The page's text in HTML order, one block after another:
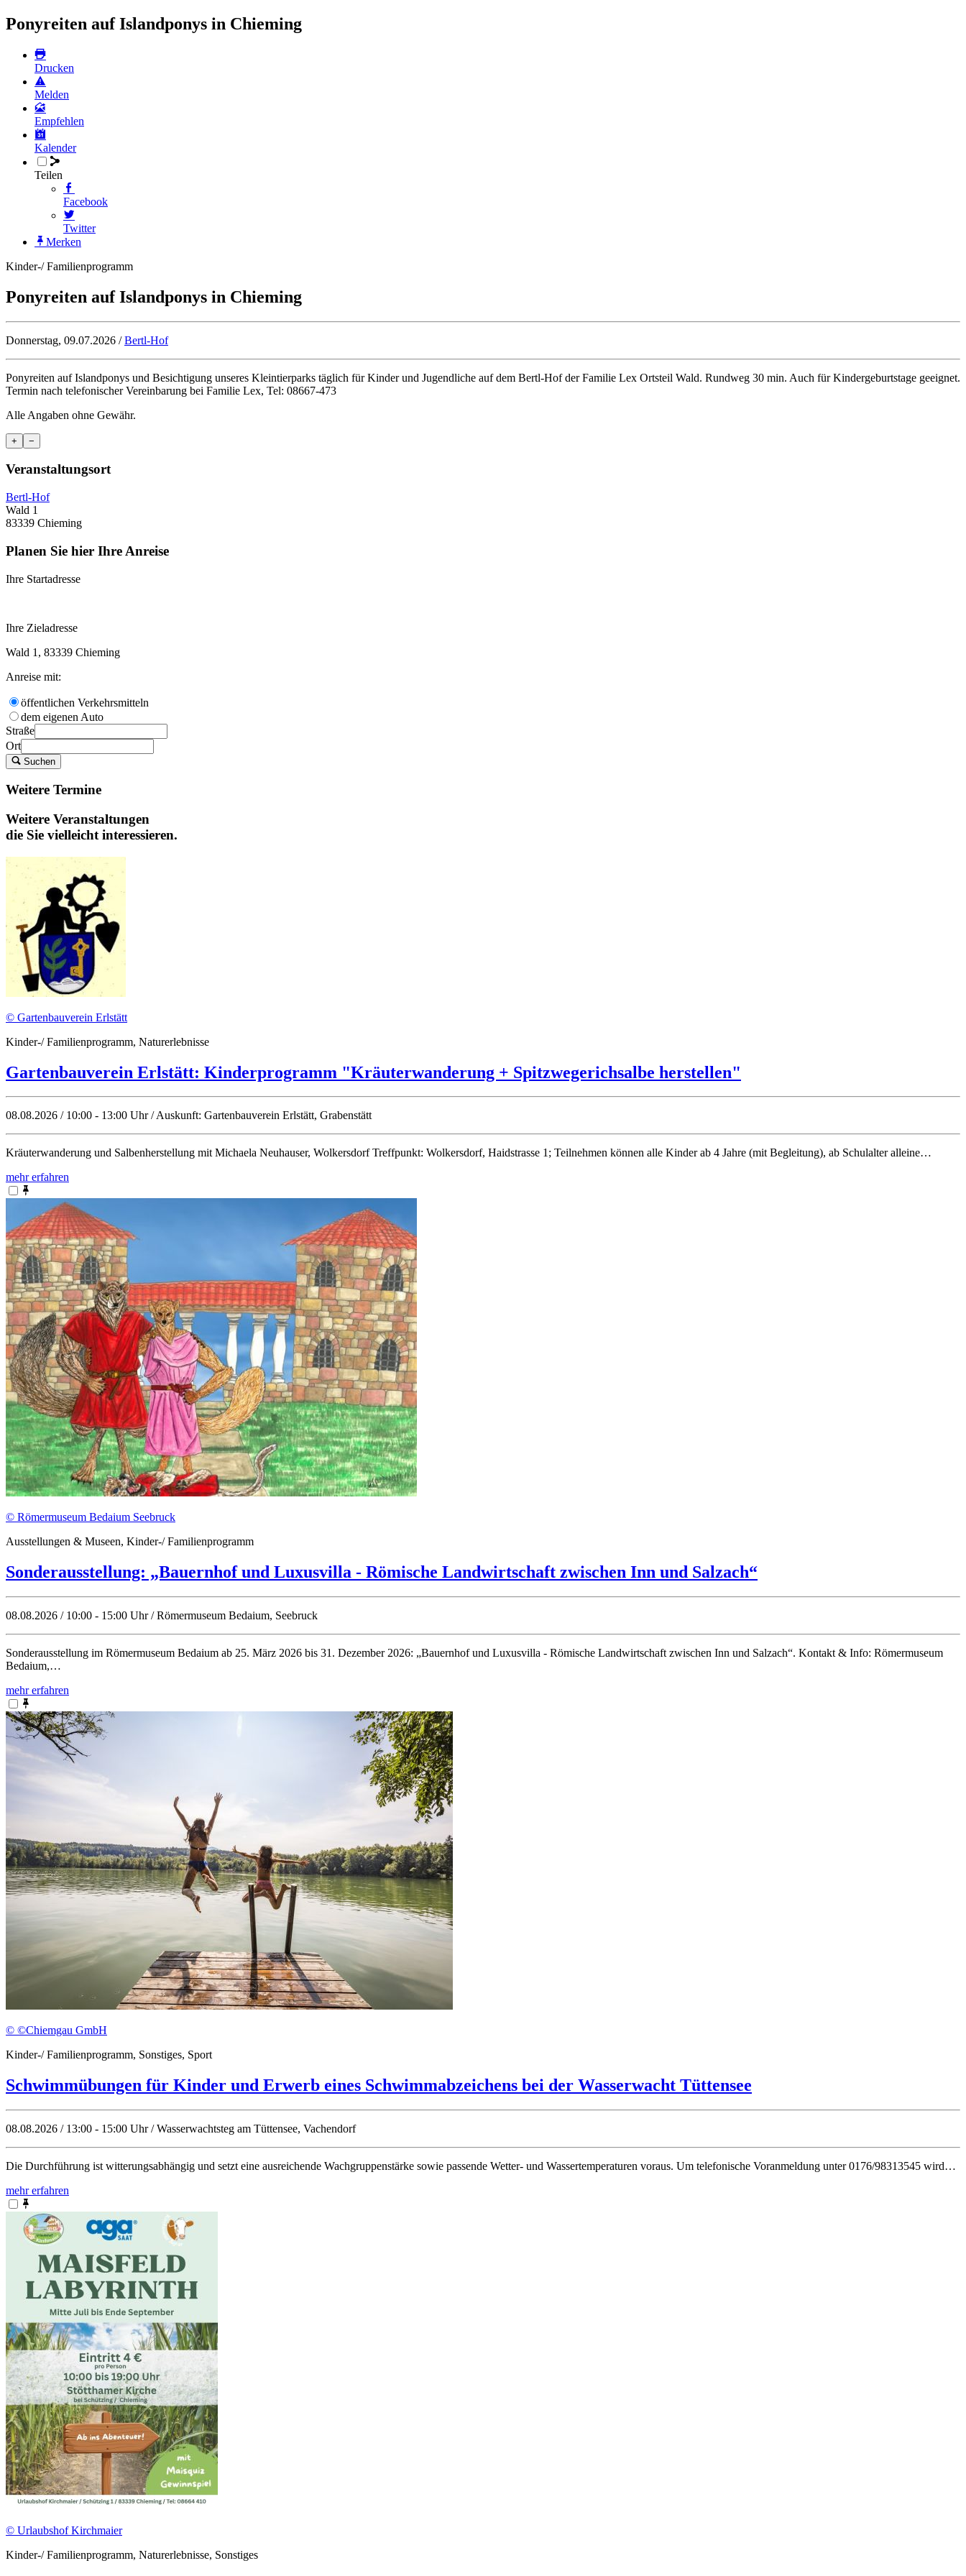
Ponyreiten auf Islandponys in Chieming
Drucken
Melden
Empfehlen
Kalender
Teilen
Facebook
Twitter
Merken
Kinder-/ Familienprogramm
Ponyreiten auf Islandponys in Chieming
Donnerstag, 09.07.2026 /Bertl-Hof
Ponyreiten auf Islandponys und Besichtigung unseres Kleintierparks täglich für Kinder und Jugendliche auf dem Bertl-Hof der Familie Lex Ortsteil Wald. Rundweg 30 min. Auch für Kindergeburtstage geeignet.
Termin nach telefonischer Vereinbarung bei Familie Lex, Tel: 08667-473
Alle Angaben ohne Gewähr.
+ −
Veranstaltungsort
Bertl-Hof
Wald 1
83339 Chieming
Planen Sie hier Ihre Anreise
Ihre Startadresse
Ihre Zieladresse
Wald 1, 83339 Chieming
Anreise mit:
öffentlichen Verkehrsmitteln
dem eigenen Auto
Straße
Ort
Suchen
Weitere Termine
Weitere Veranstaltungen
die Sie vielleicht interessieren.
© Gartenbauverein Erlstätt
Kinder-/ Familienprogramm, Naturerlebnisse
Gartenbauverein Erlstätt: Kinderprogramm "Kräuterwanderung + Spitzwegerichsalbe herstellen"
08.08.2026 / 10:00 - 13:00 Uhr / Auskunft: Gartenbauverein Erlstätt, Grabenstätt
Kräuterwanderung und Salbenherstellung mit Michaela Neuhauser, Wolkersdorf Treffpunkt: Wolkersdorf, Haidstrasse 1; Teilnehmen können alle Kinder ab 4 Jahre (mit Begleitung), ab Schulalter alleine…
mehr erfahren
© Römermuseum Bedaium Seebruck
Ausstellungen & Museen, Kinder-/ Familienprogramm
Sonderausstellung: „Bauernhof und Luxusvilla - Römische Landwirtschaft zwischen Inn und Salzach“
08.08.2026 / 10:00 - 15:00 Uhr / Römermuseum Bedaium, Seebruck
Sonderausstellung im Römermuseum Bedaium ab 25. März 2026 bis 31. Dezember 2026: „Bauernhof und Luxusvilla - Römische Landwirtschaft zwischen Inn und Salzach“. Kontakt & Info: Römermuseum
Bedaium,…
mehr erfahren
© ©Chiemgau GmbH
Kinder-/ Familienprogramm, Sonstiges, Sport
Schwimmübungen für Kinder und Erwerb eines Schwimmabzeichens bei der Wasserwacht Tüttensee
08.08.2026 / 13:00 - 15:00 Uhr / Wasserwachtsteg am Tüttensee, Vachendorf
Die Durchführung ist witterungsabhängig und setzt eine ausreichende Wachgruppenstärke sowie passende Wetter- und Wassertemperaturen voraus. Um telefonische Voranmeldung unter 0176/98313545 wird…
mehr erfahren
© Urlaubshof Kirchmaier
Kinder-/ Familienprogramm, Naturerlebnisse, Sonstiges